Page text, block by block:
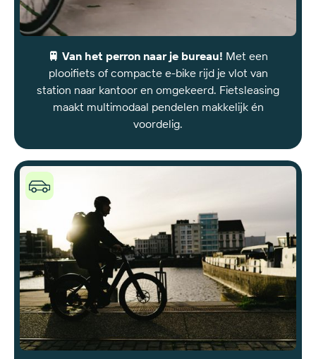
🚆 Van het perron naar je bureau! Met een
plooifiets of compacte e-bike rijd je vlot van
station naar kantoor en omgekeerd. Fietsleasing
maakt multimodaal pendelen makkelijk én
voordelig.
Joule
helpt
met
leasing
én
ondersteuning
bij
fietsinfrastructuur